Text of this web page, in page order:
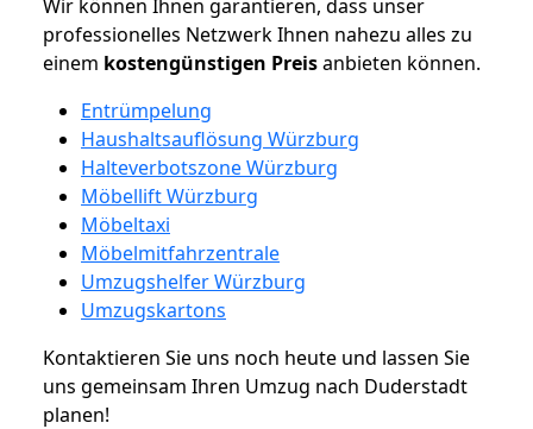
Wir können Ihnen garantieren, dass unser
professionelles Netzwerk Ihnen nahezu alles zu
einem kostengünstigen Preisanbieten können.
Entrümpelung
Haushaltsauflösung Würzburg
Halteverbotszone Würzburg
Möbellift Würzburg
Möbeltaxi
Möbelmitfahrzentrale
Umzugshelfer Würzburg
Umzugskartons
Kontaktieren Sie uns noch heute und lassen Sie
uns gemeinsam Ihren Umzug nach Duderstadt
planen!